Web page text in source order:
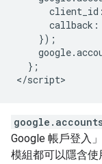
client_id :
callback :
});
google.
};
</script
Google 帳戶登入
模組都可以隱含使